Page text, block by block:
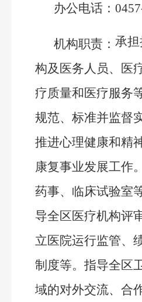
办公电话：
机构职责： 承
构及医务人员、医
疗质量和医疗服务
规范、标准并监督
推进心理健康和精
康复事业发展工作
药事、临床试验室
导全区医疗机构评
立医院运行监管、
制度等。指导全区
域的对外交流、合